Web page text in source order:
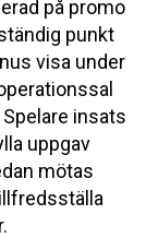
på promo
punkt
visa under
insats
uppgav
mötas